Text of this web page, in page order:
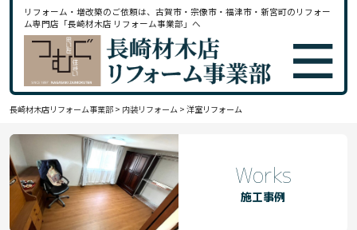
リフォーム・増改築のご依頼は、古賀市・宗像市・福津市・新宮町のリフォー
ム専門店「長崎材木店 リフォーム事業部」へ
長崎材木店リフォーム事業部 > 内装リフォーム > 洋室リフォーム
Works
施工事例